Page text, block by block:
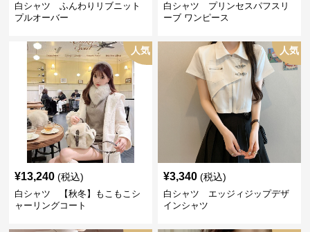
白シャツ ふんわりリブニット
プルオーバー
白シャツ プリンセスパフスリ
ーブ ワンピース
人気
¥13,240 (税込)
白シャツ 【秋冬】もこもこシ
ャーリングコート
人気
¥3,340 (税込)
白シャツ エッジィジップデザ
インシャツ